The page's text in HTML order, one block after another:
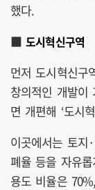
했다.
■도시혁신구역
먼저 도시혁신구
창의적인 개발이
면 개편해 ‘도시
이곳에서는 토지
폐율 등을 자유
용도 비율은